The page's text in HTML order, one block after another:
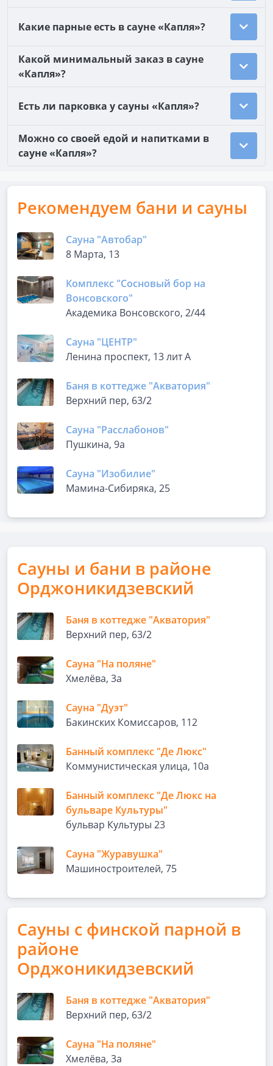
Какие парные есть в сауне «Капля»?
Какой минимальный заказ в сауне
«Капля»?
Есть ли парковка у сауны «Капля»?
Можно со своей едой и напитками в
сауне «Капля»?
Рекомендуем бани и сауны
Сауна "Автобар"
8 Марта, 13
Комплекс "Сосновый бор на
Вонсовского"
Академика Вонсовского, 2/44
Сауна "ЦЕНТР"
Ленина проспект, 13 лит А
Баня в коттедже "Акватория"
Верхний пер, 63/2
Сауна "Расслабонов"
Пушкина, 9а
Сауна "Изобилие"
Мамина-Сибиряка, 25
Сауны и бани в районе
Орджоникидзевский
Баня в коттедже "Акватория"
Верхний пер, 63/2
Сауна "На поляне"
​Хмелёва, 3а
Сауна "Дуэт"
Бакинских Комиссаров, 112
Банный комплекс "Де Люкс"
​Коммунистическая улица, 10а
Банный комплекс "Де Люкс на
бульваре Культуры"
бульвар Культуры 23
Сауна "Журавушка"
Машиностроителей, 75
Сауны с финской парной в
районе
Орджоникидзевский
Баня в коттедже "Акватория"
Верхний пер, 63/2
Сауна "На поляне"
​Хмелёва, 3а